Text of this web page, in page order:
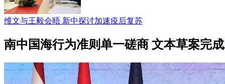
维文与王毅会晤 新中探讨加速疫后复苏
南中国海行为准则单一磋商 文本草案完